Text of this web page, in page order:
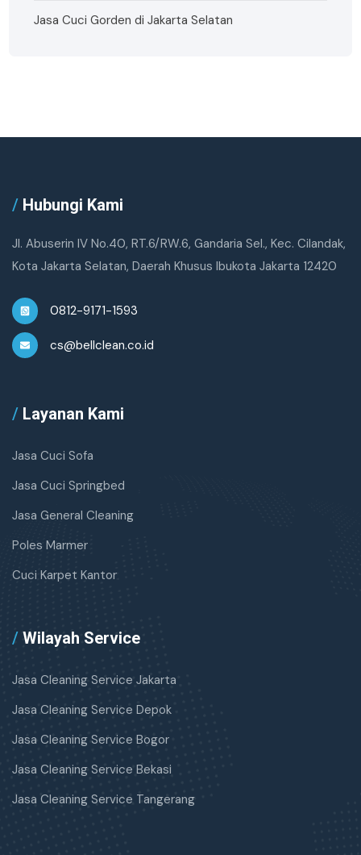
Jasa Cuci Gorden di Jakarta Selatan
/ Hubungi Kami
Jl. Abuserin IV No.40, RT.6/RW.6, Gandaria Sel., Kec. Cilandak,
Kota Jakarta Selatan, Daerah Khusus Ibukota Jakarta 12420
0812-9171-1593
cs@bellclean.co.id
/ Layanan Kami
Jasa Cuci Sofa
Jasa Cuci Springbed
Jasa General Cleaning
Poles Marmer
Cuci Karpet Kantor
/ Wilayah Service
Jasa Cleaning Service Jakarta
Jasa Cleaning Service Depok
Jasa Cleaning Service Bogor
Jasa Cleaning Service Bekasi
Jasa Cleaning Service Tangerang